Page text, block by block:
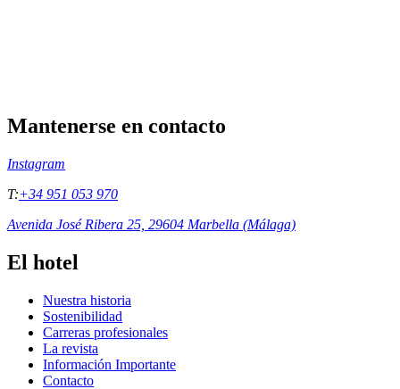
Mantenerse en contacto
Instagram
T:+34 951 053 970
Avenida José Ribera 25, 29604 Marbella (Málaga)
El hotel
Nuestra historia
Sostenibilidad
Carreras profesionales
La revista
Información Importante
Contacto